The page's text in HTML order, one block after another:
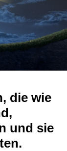
die wie
und sie